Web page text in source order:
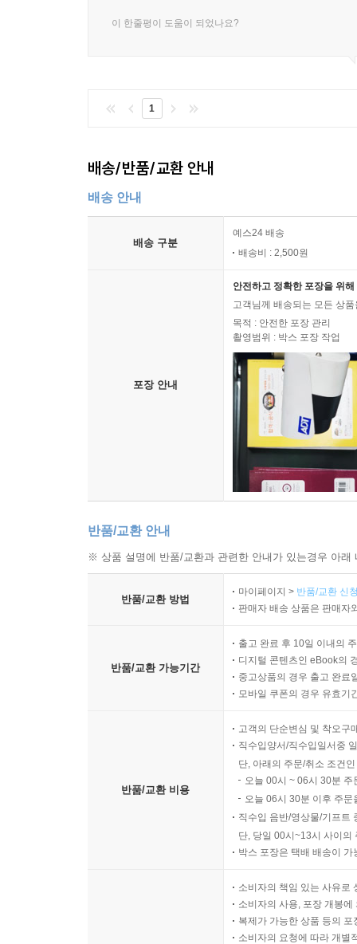
이 한줄평이 도움이 되었나요?
1
배송/반품/교환 안내
배송 안내
배송 구분
예스24 배송
배송비 : 2,500원
포장 안내
안전하고 정확한 포장을 위
고객님께 배송되는 모든 상
목적 : 안전한 포장 관리
촬영범위 : 박스 포장 작업
반품/교환 안내
※ 상품 설명에 반품/교환과 관련한 안내가 있는경우 아
반품/교환 방법
마이페이지 > 반품/교환 신
판매자 배송 상품은 판매자
반품/교환 가능기간
출고 완료 후 10일 이내의
디지털 콘텐츠인 eBook의
중고상품의 경우 출고 완료
모바일 쿠폰의 경우 유효기
반품/교환 비용
고객의 단순변심 및 착오구
직수입양서/직수입일서중
단, 아래의 주문/취소 조건
오늘 00시 ~ 06시 30분
오늘 06시 30분 이후 주
직수입 음반/영상물/기프트
단, 당일 00시~13시 사이의
박스 포장은 택배 배송이
소비자의 책임 있는 사유로
소비자의 사용, 포장 개봉
복제가 가능한 상품 등의
소비자의 요청에 따라 개별